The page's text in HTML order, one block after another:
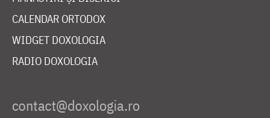
CALENDAR ORTODOX
WIDGET DOXOLOGIA
RADIO DOXOLOGIA